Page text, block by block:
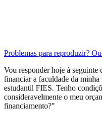
Problemas para reproduzir?
Vou responder hoje à
financiar a faculdade da
estudantil FIES. Tenho
consideravelmente o meu
financiamento?"